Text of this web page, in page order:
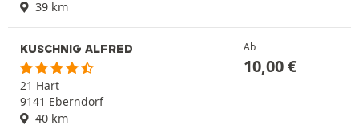
39 km
KUSCHNIG ALFRED
21 Hart
9141 Eberndorf
40 km
Ab
10,00€